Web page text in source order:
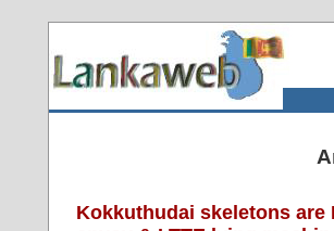
Kokkuthudai skeletons are